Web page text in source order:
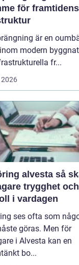
för framtidens
är en
modern
fr...
alvesta så skapar
trygghet och
i vardagen
ses ofta som
göras. Men för
i Alvesta kan en
bo...